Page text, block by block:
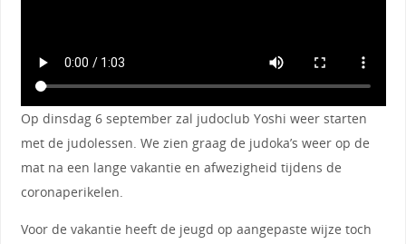
Op dinsdag 6 september zal judoclub Yoshi weer starten
met de judolessen. We zien graag de judoka’s weer op de
mat na een lange vakantie en afwezigheid tijdens de
coronaperikelen.
Voor de vakantie heeft de jeugd op aangepaste wijze toch